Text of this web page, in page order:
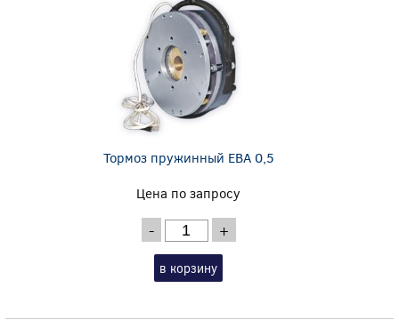
Тормоз пружинный EBA 0,5
Цена по запросу
- +
в корзину